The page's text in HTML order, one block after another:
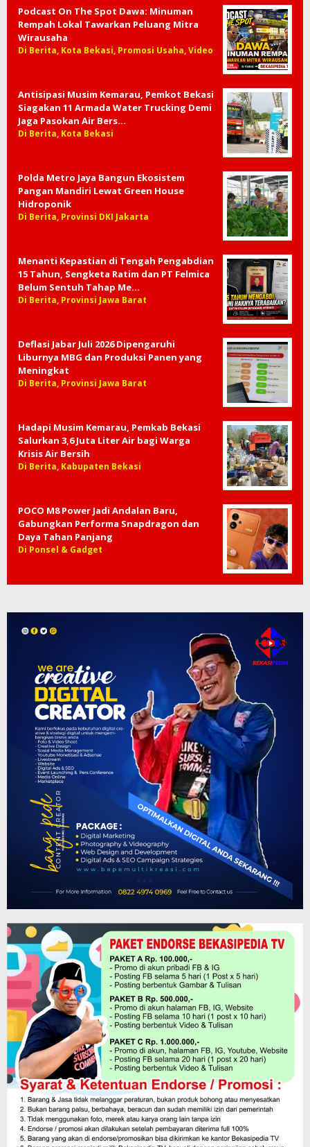
Podcast On The Spot Dawa: Minuman
Rempah Lokal Tawarkan Peluang Mitra
Wirausaha
Di Berita, Kota Bekasi, Promosi Usaha, Video
Antisipasi Musim Kemarau, Pemkot Bekasi
Siagakan 11 Armada Water Trucking Demi
Jaga Pasokan Air Bers…
Di Berita, Kota Bekasi
Polda Metro Jaya Bangun Ekosistem
Pangan Mandiri Lewat Green House
Hidroponik
Di Berita, Provinsi DKI Jakarta
Menanti Kepastian di Tengah Pengabdian
15 Tahun, Sengketa Ratim dan PT Felmica
Belum Sentuh Tahap Me…
Di Berita, Provinsi Jawa Barat
Deflasi Jabar Juli 2026 Dipengaruhi
Liburnya MBG dan Produksi Panen yang
Meningkat
Di Berita, Provinsi Jawa Barat
Hadapi Musim Kemarau, Pemkab Bekasi
Salurkan 3,6 Juta Liter Air bagi Warga
Krisis Air Bersih
Di Berita, Kabupaten Bekasi
POCO M8 Power Jadi Andalan Baru,
Gabungkan Performa Snapdragon dan
Daya Tahan Panjang
Di Ponsel & Gadget